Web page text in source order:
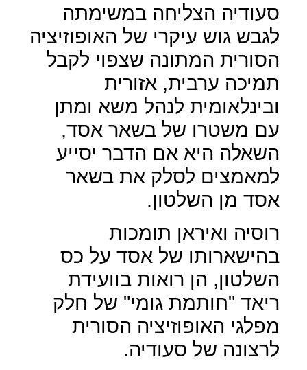
סעודיה הצליחה במשימתה
לגבש גוש עיקרי של האופוזיציה
הסורית המתונה שצפוי לקבל
תמיכה ערבית, אזורית
ובינלאומית לנהל משא ומתן
עם משטרו של בשאר אסד,
השאלה היא אם הדבר יסייע
למאמצים לסלק את בשאר
אסד מן השלטון.
רוסיה ואיראן תומכות
בהישארותו של אסד על כס
השלטון, הן רואות בוועידת
ריאד "חותמת גומי" של חלק
מפלגי האופוזיציה הסורית
לרצונה של סעודיה.